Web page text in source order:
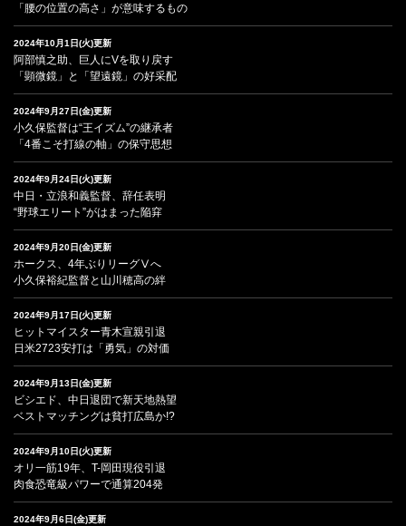
「腰の位置の高さ」が意味するもの
2024年10月1日(火)更新
阿部慎之助、巨人にVを取り戻す
「顕微鏡」と「望遠鏡」の好采配
2024年9月27日(金)更新
小久保監督は“王イズム”の継承者
「4番こそ打線の軸」の保守思想
2024年9月24日(火)更新
中日・立浪和義監督、辞任表明
“野球エリート”がはまった陥穽
2024年9月20日(金)更新
ホークス、4年ぶりリーグⅤへ
小久保裕紀監督と山川穂高の絆
2024年9月17日(火)更新
ヒットマイスター青木宣親引退
日米2723安打は「勇気」の対価
2024年9月13日(金)更新
ビシエド、中日退団で新天地熱望
ベストマッチングは貧打広島か!?
2024年9月10日(火)更新
オリ一筋19年、T-岡田現役引退
肉食恐竜級パワーで通算204発
2024年9月6日(金)更新